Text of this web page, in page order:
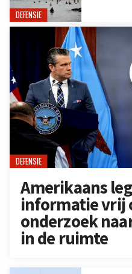
DEFENSIE
DEFENSIE
Amerikaans
informatie vrij
onderzoek
in de ruimte